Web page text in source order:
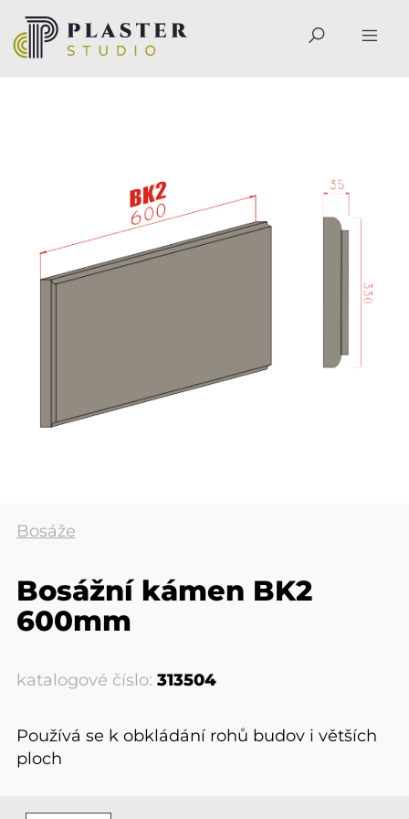
Bosáže
Bosážní kámen BK2
600mm
katalogové číslo: 313504
Používá se k obkládání rohů budov i větších
ploch